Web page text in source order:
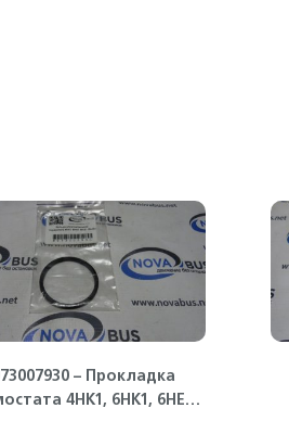
– Прокладка
4HK1, 6HK1, 6HE1